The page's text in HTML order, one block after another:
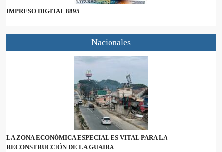
IMPRESO DIGITAL 8895
Nacionales
LA ZONA ECONÓMICA ESPECIAL ES VITAL PARA LA
RECONSTRUCCIÓN DE LA GUAIRA